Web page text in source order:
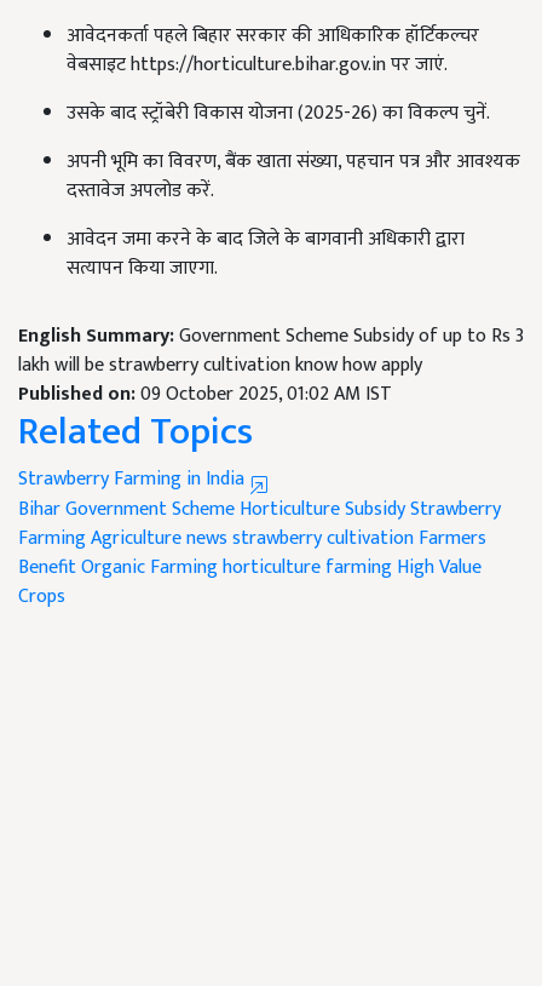
आवेदनकर्ता पहले बिहार सरकार की आधिकारिक हॉर्टिकल्चर
वेबसाइट https://horticulture.bihar.gov.in पर जाएं.
उसके बाद स्ट्रॉबेरी विकास योजना (2025-26) का विकल्प चुनें.
अपनी भूमि का विवरण, बैंक खाता संख्या, पहचान पत्र और आवश्यक
दस्तावेज अपलोड करें.
आवेदन जमा करने के बाद जिले के बागवानी अधिकारी द्वारा
सत्यापन किया जाएगा.
English Summary:Government Scheme Subsidy of up to Rs 3
lakh will be strawberry cultivation know how apply
Published on:09 October 2025, 01:02 AM IST
Related Topics
Strawberry Farming in India
Bihar Government SchemeHorticulture SubsidyStrawberry
FarmingAgriculture newsstrawberry cultivationFarmers
BenefitOrganic Farminghorticulture farmingHigh Value
Crops